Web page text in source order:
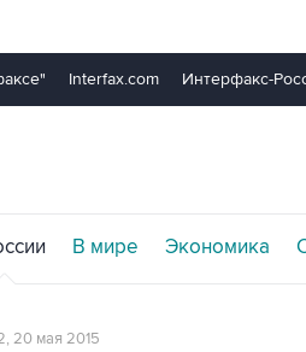
Interfax.com Интерфакс-
В мире Экономика
20 мая 2015